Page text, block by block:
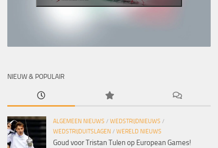
NIEUW & POPULAIR
ALGEMEEN NIEUWS / WEDSTRIJDNIEUWS /
WEDSTRIJDUITSLAGEN / WERELD NIEUWS
Goud voor Tristan Tulen op European Games!